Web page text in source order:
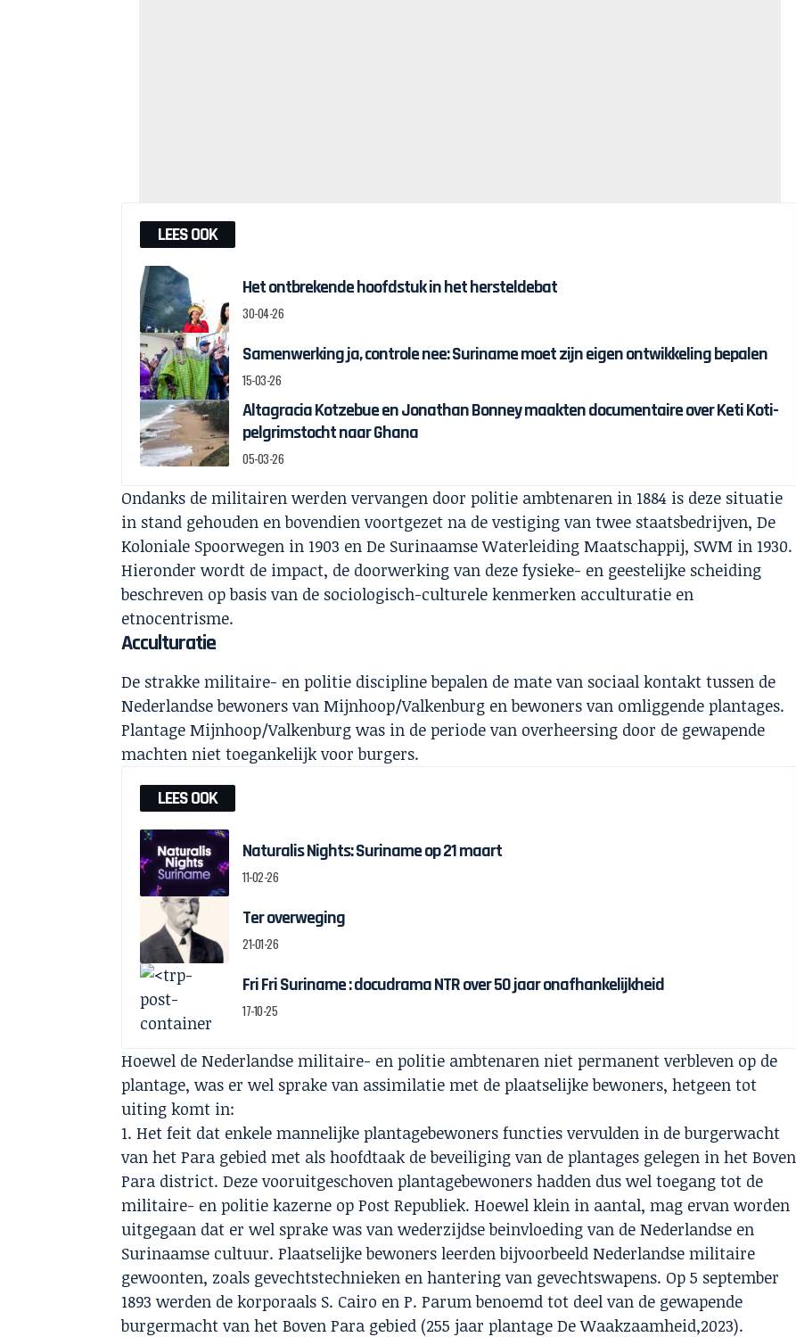
LEES OOK
Het ontbrekende hoofdstuk in het hersteldebat
30-04-26
Samenwerking ja, controle nee: Suriname moet zijn eigen ontwikkeling bepalen
15-03-26
Altagracia Kotzebue en Jonathan Bonney maakten documentaire over Keti Koti-
pelgrimstocht naar Ghana
05-03-26
Ondanks de militairen werden vervangen door politie ambtenaren in 1884 is deze situatie
in stand gehouden en bovendien voortgezet na de vestiging van twee staatsbedrijven, De
Koloniale Spoorwegen in 1903 en De Surinaamse Waterleiding Maatschappij, SWM in 1930.
Hieronder wordt de impact, de doorwerking van deze fysieke- en geestelijke scheiding
beschreven op basis van de sociologisch-culturele kenmerken acculturatie en
etnocentrisme.
Acculturatie
De strakke militaire- en politie discipline bepalen de mate van sociaal kontakt tussen de
Nederlandse bewoners van Mijnhoop/Valkenburg en bewoners van omliggende plantages.
Plantage Mijnhoop/Valkenburg was in de periode van overheersing door de gewapende
machten niet toegankelijk voor burgers.
LEES OOK
Naturalis Nights: Suriname op 21 maart
11-02-26
Ter overweging
21-01-26
Fri Fri Suriname : docudrama NTR over 50 jaar onafhankelijkheid
17-10-25
Hoewel de Nederlandse militaire- en politie ambtenaren niet permanent verbleven op de
plantage, was er wel sprake van assimilatie met de plaatselijke bewoners, hetgeen tot
uiting komt in:
Het feit dat enkele mannelijke plantagebewoners functies vervulden in de burgerwacht
van het Para gebied met als hoofdtaak de beveiliging van de plantages gelegen in het Boven
Para district. Deze vooruitgeschoven plantagebewoners hadden dus wel toegang tot de
militaire- en politie kazerne op Post Republiek. Hoewel klein in aantal, mag ervan worden
uitgegaan dat er wel sprake was van wederzijdse beinvloeding van de Nederlandse en
Surinaamse cultuur. Plaatselijke bewoners leerden bijvoorbeeld Nederlandse militaire
gewoonten, zoals gevechtstechnieken en hantering van gevechtswapens. Op 5 september
1893 werden de korporaals S. Cairo en P. Parum benoemd tot deel van de gewapende
burgermacht van het Boven Para gebied (255 jaar plantage De Waakzaamheid,2023).